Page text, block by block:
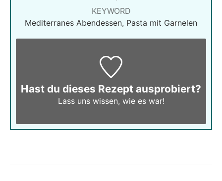
KEYWORD
Mediterranes Abendessen, Pasta mit Garnelen
Hast du dieses Rezept ausprobiert?
Lass uns wissen, wie es war!